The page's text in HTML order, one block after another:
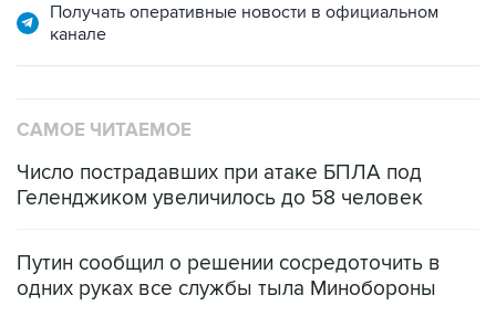
Получать оперативные новости в официальном
канале
САМОЕ ЧИТАЕМОЕ
Число пострадавших при атаке БПЛА под
Геленджиком увеличилось до 58 человек
Путин сообщил о решении сосредоточить в
одних руках все службы тыла Минобороны